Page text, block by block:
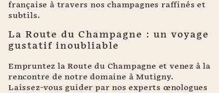
française à travers nos champagnes raffinés et
subtils.
La Route du Champagne : un voyage
gustatif inoubliable
Empruntez la Route du Champagne et venez à la
rencontre de notre domaine à Mutigny.
Laissez-vous guider par nos experts œnologues